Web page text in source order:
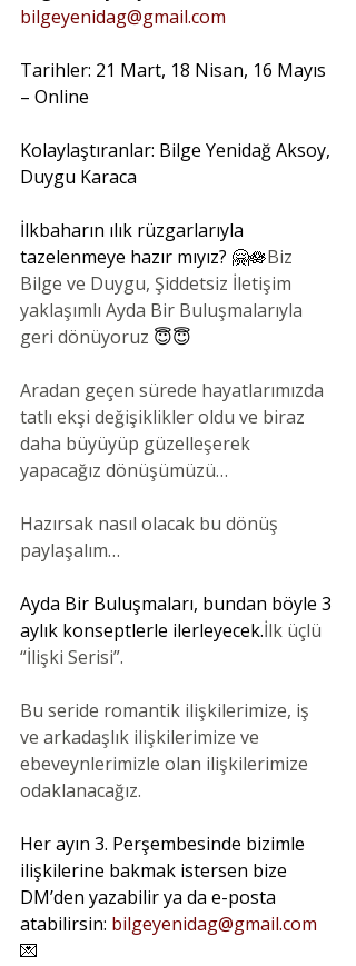
bilgeyenidag@gmail.com
Tarihler: 21 Mart, 18 Nisan, 16 Mayıs
– Online
Kolaylaştıranlar: Bilge Yenidağ Aksoy,
Duygu Karaca
İlkbaharın ılık rüzgarlarıyla
tazelenmeye hazır mıyız? 🤗🪷Biz
Bilge ve Duygu, Şiddetsiz İletişim
yaklaşımlı Ayda Bir Buluşmalarıyla
geri dönüyoruz 😇😇
Aradan geçen sürede hayatlarımızda
tatlı ekşi değişiklikler oldu ve biraz
daha büyüyüp güzelleşerek
yapacağız dönüşümüzü…
Hazırsak nasıl olacak bu dönüş
paylaşalım…
Ayda Bir Buluşmaları, bundan böyle 3
aylık konseptlerle ilerleyecek.İlk üçlü
“İlişki Serisi”.
Bu seride romantik ilişkilerimize, iş
ve arkadaşlık ilişkilerimize ve
ebeveynlerimizle olan ilişkilerimize
odaklanacağız.
Her ayın 3. Perşembesinde bizimle
ilişkilerine bakmak istersen bize
DM’den yazabilir ya da e-posta
atabilirsin: bilgeyenidag@gmail.com
💌